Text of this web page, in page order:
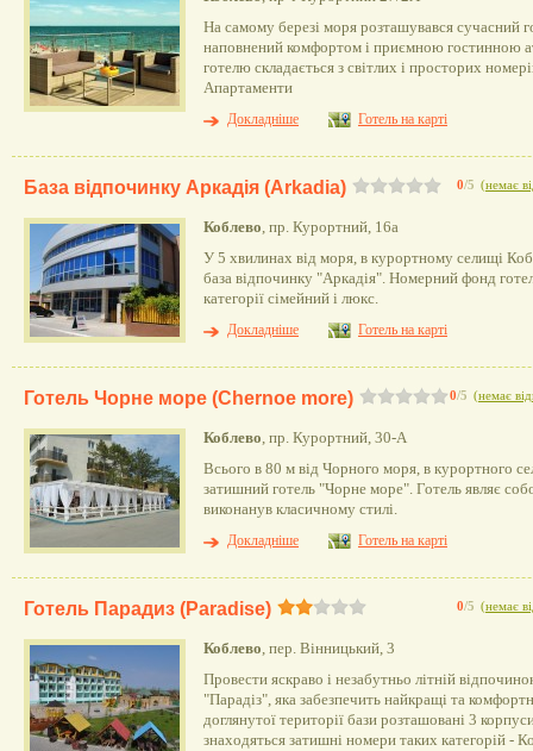
На самому березі моря розташувався сучасний
наповнений комфортом і приємною гостинною
готелю складається з світлих і просторих
Апартаменти
Докладніше
Готель на карті
0/5 (немає
База відпочинку Аркадія (Arkadia)
Коблево, пр. Курортний, 16а
У 5 хвилинах від моря, в курортному селищі
база відпочинку "Аркадія". Номерний фонд
категорії сімейний і люкс.
Докладніше
Готель на карті
0/5 (немає
Готель Чорне море (Chernoe more)
Коблево, пр. Курортний, 30-А
Всього в 80 м від Чорного моря, в курортного
затишний готель "Чорне море". Готель являє
виконанув класичному стилі.
Докладніше
Готель на карті
0/5 (немає
Готель Парадиз (Paradise)
Коблево, пер. Вінницький, 3
Провести яскраво і незабутньо літній
"Парадіз", яка забезпечить найкращі та
доглянутої території бази розташовані 3
знаходяться затишні номери таких категорій -